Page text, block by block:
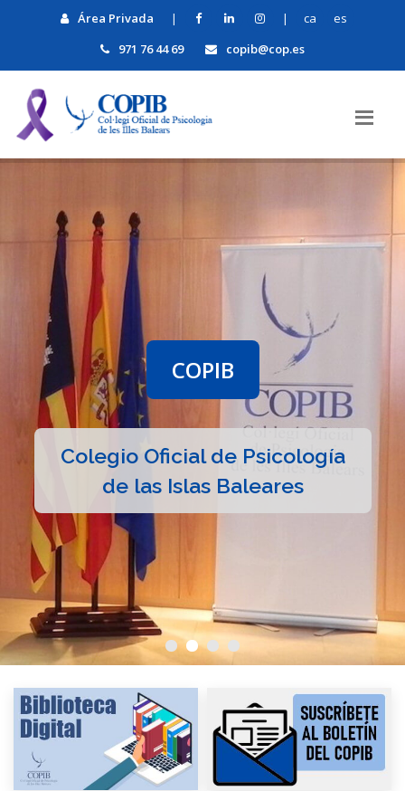
Área Privada | | ca
es
971 76 44 69
copib@cop.es
COPIB
Colegio Oficial de Psicología
de las Islas Baleares